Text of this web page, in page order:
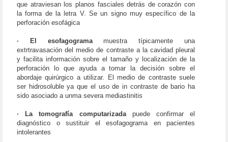
que atraviesan los planos fasciales detrás de corazón con
la forma de la letra V. Se un signo muy específico de la
perforación esofágica
· El esofagogramamuestra típicamente una
extrtravasación del medio de contraste a la cavidad pleural
y facilita información sobre el tamaño y localización de la
perforación lo que ayuda a tomar la decisión sobre el
abordaje quirúrgico a utilizar. El medio de contraste suele
ser hidrosoluble ya que el uso de in contraste de bario ha
sido asociado a unma severa mediastinitis
· La tomografía computarizadapuede confirmar el
diagnóstico o sustituir el esofagograma en pacientes
intolerantes